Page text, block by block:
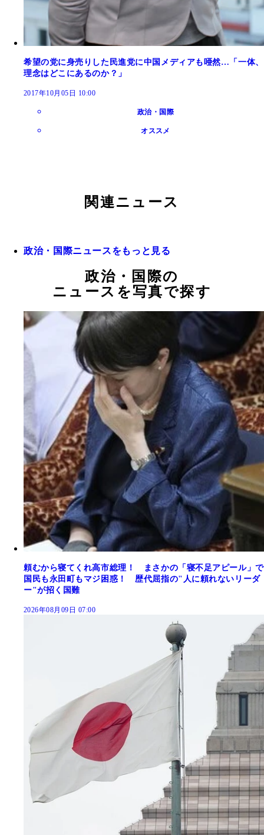
希望の党に身売りした民進党に中国メディアも唖然…「一体、
理念はどこにあるのか？」
2017年10月05日 10:00
政治・国際
オススメ
関連ニュース
政治・国際ニュースをもっと見る
政治・国際の
ニュースを写真で探す
頼むから寝てくれ高市総理！ まさかの「寝不足アピール」で
国民も永田町もマジ困惑！ 歴代屈指の"人に頼れないリーダ
ー"が招く国難
2026年08月09日 07:00